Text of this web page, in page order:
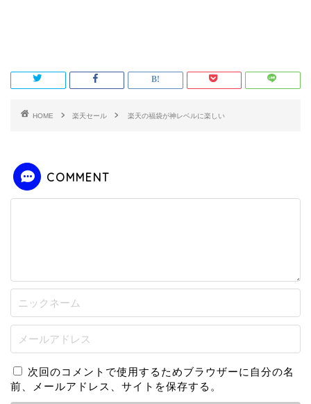
HOME 楽天セール 楽天の福袋が神レベルに楽しい
COMMENT
次回のコメントで使用するためブラウザーに自分の名
前、メールアドレス、サイトを保存する。